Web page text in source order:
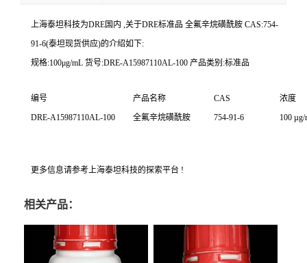
上海泰坦科技为DRE国内 ,关于DRE标准品 全氟辛烷磺酰胺 CAS:754-
91-6(泰坦现货供应)的介绍如下:
规格:100μg/mL 货号:DRE-A15987110AL-100 产品类别:标准品
编号 产品名称 CAS
浓度
DRE-A15987110AL-100
全氟辛烷磺酰胺 754-91-6 100 µg/
更多信息请参考上海泰坦科技的探索平台 !
相关产品：